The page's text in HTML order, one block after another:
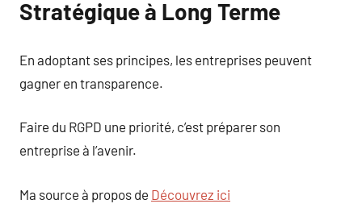
Stratégique à Long Terme
En adoptant ses principes, les entreprises peuvent
gagner en transparence.
Faire du RGPD une priorité, c’est préparer son
entreprise à l’avenir.
Ma source à propos de Découvrez ici